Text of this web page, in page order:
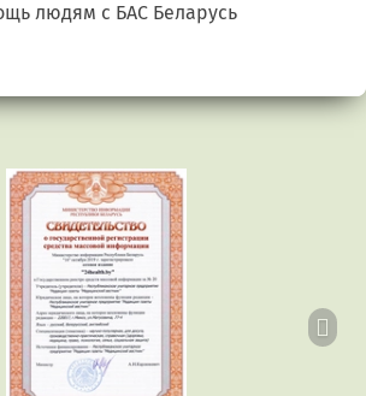
людям с БАС Беларусь